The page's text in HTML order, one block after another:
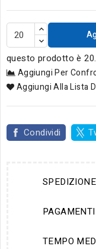
questo prodotto è 20.
Aggiungi Per
Aggiungi Alla Lista
Condividi
TEMPO